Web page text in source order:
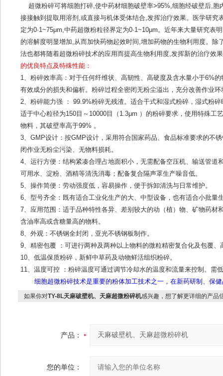
超微粉碎可将细胞打碎,使中药材细胞破壁率>95%,细胞经破壁后,胞
接接触到提取用溶剂,或直接与机体受体结合,发挥治疗效果。医学研
定为0·1~75μm,中药超微粉粒径界定为0·1~10μm。近年来大量研究
的溶解度明显增加,从而加快药物起效时间,增加药物的生物利用度。
法也都将随着超微粉碎技术的应用而提高生物利用度,发挥新的治疗效
的优良特点及特殊性能：
1、粉碎效率高：对于任何纤维状、高韧性、高硬度及含水量小于6%
有效成分的损失和偏析。粉碎过程全密闭无粉尘溢出，充分改善作业环
2、粉碎能力强 ： 99.9%粉碎无残渣。适合干式和湿式粉碎，湿式粉
适于中心粒径为150目～10000目（1.3μm ）的粉碎要求，使用特殊
物料，其破壁率高于99% 。
3、GMP设计：按GMP设计，采用符合国家药品、食品标准要求的不
闭作业无粉尘污染、无物料损耗。
4、运行方便：结构紧凑合理占地面积小，无需配备空压机、输送管
可用水、淀粉、酒精等清洗消毒；配备复合隔声罩生产噪音低。
5、操作简便：劳动强度低，容易操作，便于拆卸清洗与日常维护。
6、型号齐全：既有适合工业化生产的大、中型设备，也有适合小批量
7、应用范围：适于品种特性各异、差别较大的动（植）物、矿物药
含油率高或含糖量高的物料。
8、外观：不锈钢全封闭，亚光不锈钢板制作。
9、精密包覆 ：可进行两种及两种以上物料的微粒精密复合化及包覆
10、低温保质粉碎，新鲜中草药及动物鲜活组织粉碎。
11、温度可控 ：粉碎温度可通过调节冷却水的温度和流量来控制。需
细胞超微粉碎技术是重要的粉体加工技术之一，在新药研制、保健
如果你对TY-8L天麻破壁机、天麻超微粉碎机感兴趣，想了解更详细的产品
产品：
您的单位：